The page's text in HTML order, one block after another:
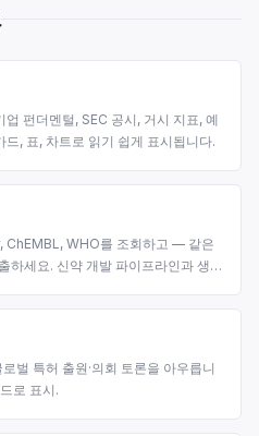
펀더멘털, SEC 공시, 거시 지표, 예
, 표, 차트로 읽기 쉽게 표시됩니다.
WHO를 조회하고 — 같은
하세요. 신약 개발 파이프라인과 생물
벌 특허 출원·의회 토론을 아우릅니
로 표시.